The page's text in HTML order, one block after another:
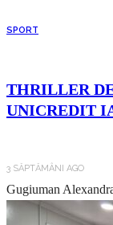
SPORT
THRILLER
UNICREDIT
3 SĂPTĂMÂNI AGO
Gugiuman